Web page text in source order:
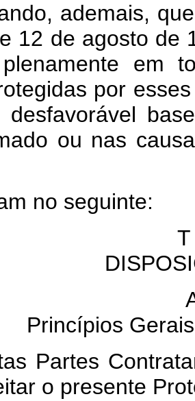
ademais,
12 de agosto de
em
por
desfavorável
ou nas
no seguinte:
T
Princípios
Partes
o presente